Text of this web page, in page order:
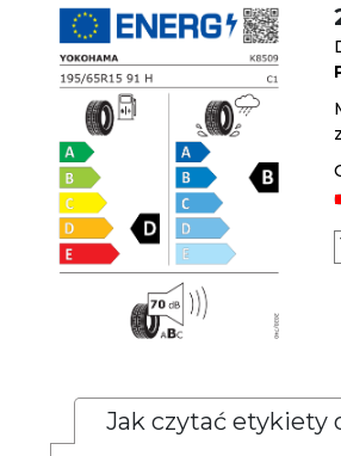
Jak czytać etykiety